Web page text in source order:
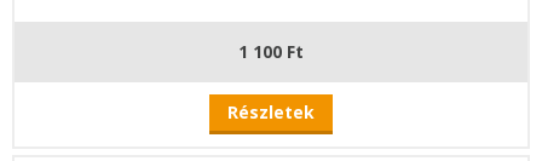
1 100 Ft
Részletek